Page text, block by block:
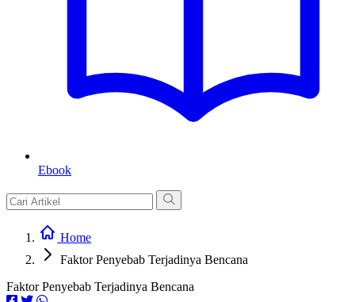
Ebook
Home
Faktor Penyebab Terjadinya Bencana
Faktor Penyebab Terjadinya Bencana